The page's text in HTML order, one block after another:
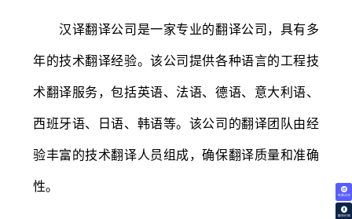
免费试译
翻译价格
汉译翻译公司是一家专业的翻译公司，具有多
年的技术翻译经验。该公司提供各种语言的工程技
术翻译服务，包括英语、法语、德语、意大利语、
西班牙语、日语、韩语等。该公司的翻译团队由经
验丰富的技术翻译人员组成，确保翻译质量和准确
性。